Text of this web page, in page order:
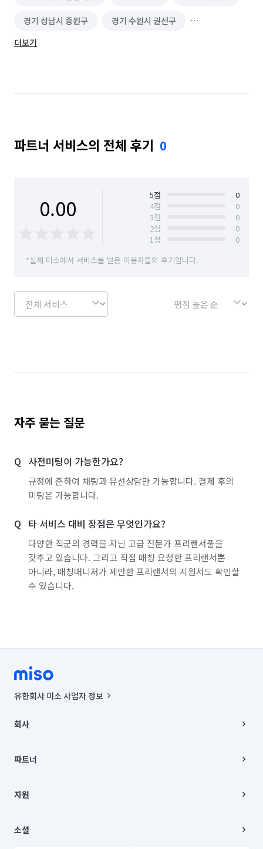
경기 성남시 중원구 경기 수원시 권선구
경기 수원시 영통구
경기 양평군 경기 연천군 경기 의정부시
서울 강남구 서울 강서구 서울 관악구
서울 성북구
서울 송파구 서울 영등포구
서울 종로구
인천 계양구 인천 서구 충북 진천군
더보기
파트너 서비스의 전체 후기 0
0.00 5점
0
4점
0
3점
0
2점
0
1점
0
*실제 미소에서 서비스를 받은 이용자들의 후기입니다.
자주 묻는 질문
사전미팅이 가능한가요?
규정에 준하여 채팅과 유선상담만 가능합니다. 결제 후의
미팅은 가능합니다.
타 서비스 대비 장점은 무엇인가요?
다양한 직군의 경력을 지닌 고급 전문가 프리랜서풀을
갖추고 있습니다. 그리고 직접 매칭 요청한 프리랜서뿐
아니라, 매칭매니저가 제안한 프리랜서의 지원서도 확인할
수 있습니다.
유한회사 미소 사업자 정보
00019 |
주소 | 본사: 서울특별시 종로구 율곡로 6(중학동, 트윈트리빌딩) B동 5층
컨택센터 : 서울특별시 종로구 수송동 율곡로 24, 7층, 8층 미소
상품, 상품정보, 거래에 관한 의무와 책임은 거래당사자에게 있습니다.
언론 보도 관련 문의:
© 유한회사 미소. Miso, Inc. All Rights Reserved.
회사
채용
파트너
이사
지원
이용약관
소셜